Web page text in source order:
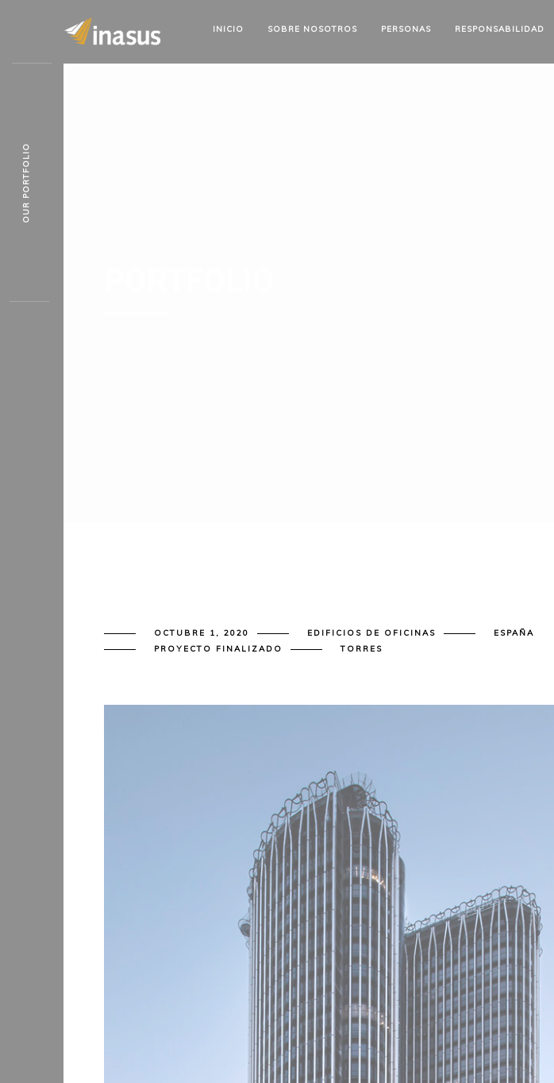
INICIO SOBRE NOSOTROS PERSONAS RESPONSABILIDAD
OCTUBRE 1, 2020 EDIFICIOS DE OFICINAS
ESPAÑA
PROYECTO FINALIZADO
TORRES
OUR PORTFOLIO